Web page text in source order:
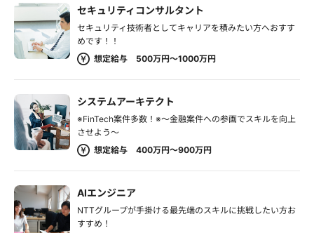
セキュリティコンサルタント
セキュリティ技術者としてキャリアを積みたい方へおすす
めです！！
想定給与 500万円～1000万円
システムアーキテクト
※FinTech案件多数！※～金融案件への参画でスキルを向上
させよう～
想定給与 400万円～900万円
AIエンジニア
NTTグループが手掛ける最先端のスキルに挑戦したい方お
すすめ！